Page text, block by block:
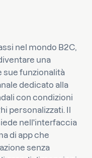
nel mondo B2C,
una
sue funzionalità
dedicato alla
con condizioni
personalizzati. Il
nell'interfaccia
di app che
senza